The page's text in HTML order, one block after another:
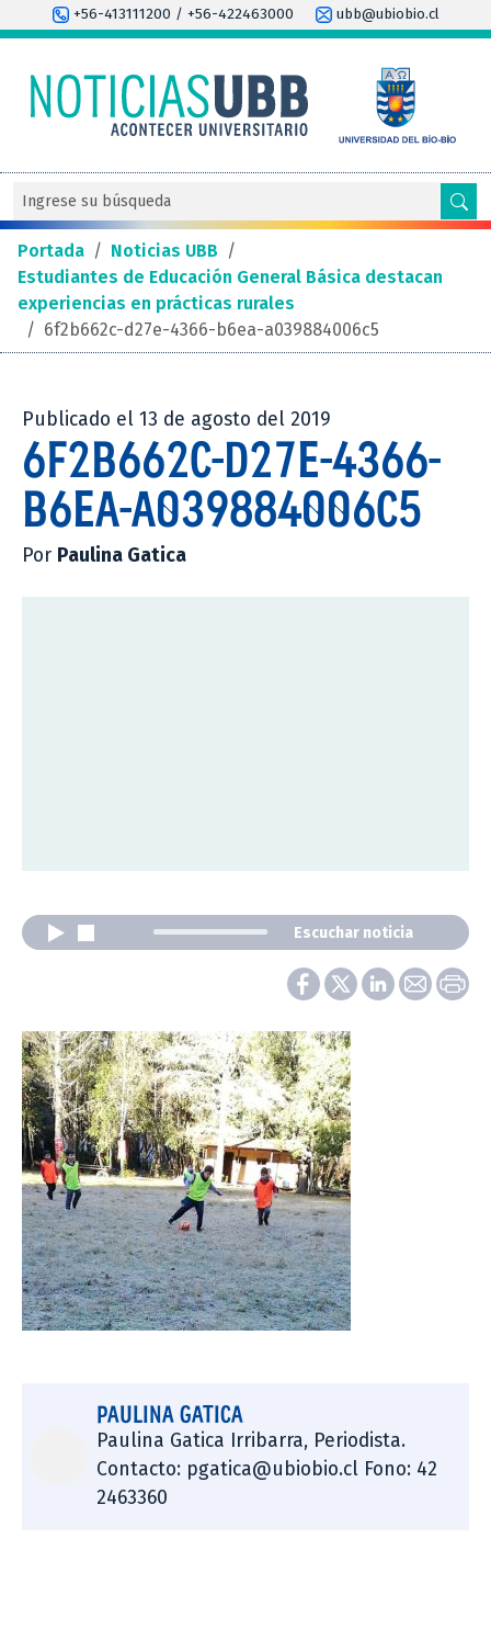
+56-413111200 / +56-422463000 ubb@ubiobio.cl
Portada / Noticias UBB /
Estudiantes de Educación General Básica destacan
experiencias en prácticas rurales
/ 6f2b662c-d27e-4366-b6ea-a039884006c5
Publicado el 13 de agosto del 2019
6F2B662C-D27E-4366-
B6EA-A039884006C5
Por Paulina Gatica
Escuchar noticia
PAULINA GATICA
Paulina Gatica Irribarra, Periodista.
Contacto: pgatica@ubiobio.cl Fono: 42
2463360